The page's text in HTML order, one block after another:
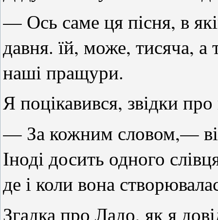
— Ось саме ця пісня, в
давня. їй, може, тисяча, а
наші пращури.
Я поцікавився, звідки про
— За кожним словом,—
Іноді досить одного
де і коли вона
Згадка про Ладо, як я